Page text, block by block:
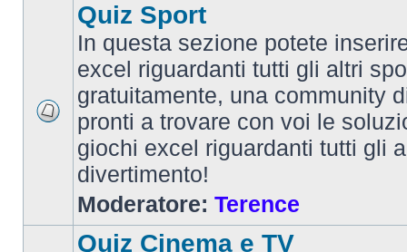
Quiz Sport
In questa sezione potete
excel riguardanti tutti gli altri
gratuitamente, una community
pronti a trovare con voi le
giochi excel riguardanti tutti gli
divertimento!
Moderatore: Terence
Quiz Cinema e TV